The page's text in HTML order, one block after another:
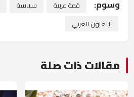
وسوم: قمة عربية سياسة
التعاون العربي
مقالات ذات صلة